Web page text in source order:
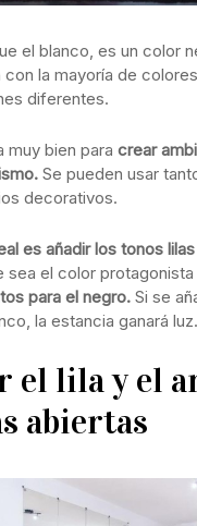
el blanco, es un color
la mayoría de
diferentes.
muy bien para crear
Se pueden usar
decorativos.
es añadir los tonos
sea el color protagonista
para el negro. Si se
la estancia ganará luz.
el lila y el
abiertas